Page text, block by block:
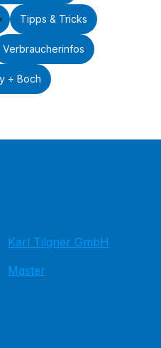
Tipps & Tricks
Verbraucherinfos
+ Boch
Karl Tilgner GmbH
Master